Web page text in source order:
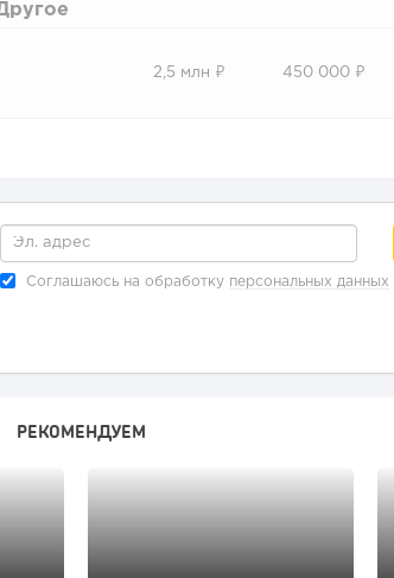
2,5 млн ₽ 450 000 ₽
Соглашаюсь на обработку персональных данных
РЕКОМЕНДУЕМ